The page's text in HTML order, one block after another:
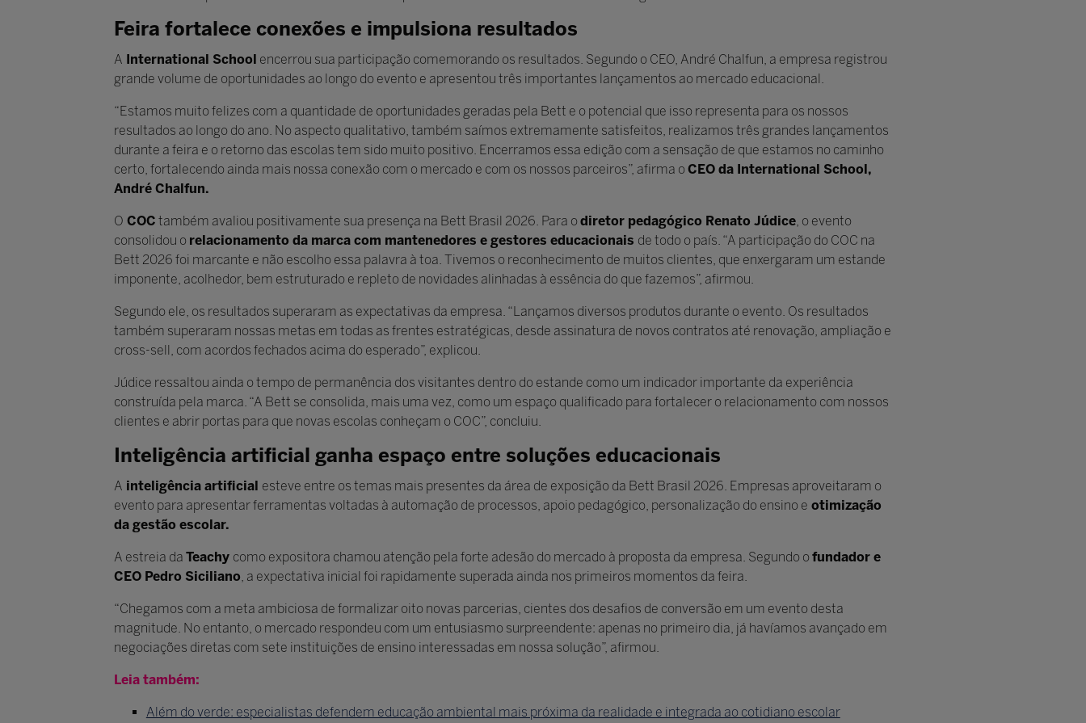
Feira fortalece conexões e impulsiona resultados
A International School encerrou sua participação comemorando os resultados. Segundo o CEO, André Chalfun, a empresa registrou
grande volume de oportunidades ao longo do evento e apresentou três importantes lançamentos ao mercado educacional.
“Estamos muito felizes com a quantidade de oportunidades geradas pela Bett e o potencial que isso representa para os nossos
resultados ao longo do ano. No aspecto qualitativo, também saímos extremamente satisfeitos, realizamos três grandes lançamentos
durante a feira e o retorno das escolas tem sido muito positivo. Encerramos essa edição com a sensação de que estamos no caminho
certo, fortalecendo ainda mais nossa conexão com o mercado e com os nossos parceiros”, afirma oCEO da International School,
André Chalfun.
O COC também avaliou positivamente sua presença na Bett Brasil 2026. Para odiretor pedagógico Renato Júdice, o evento
consolidou o relacionamento da marca com mantenedores e gestores educacionais de todo o país. “A participação do COC na
Bett 2026 foi marcante e não escolho essa palavra à toa. Tivemos o reconhecimento de muitos clientes, que enxergaram um estande
imponente, acolhedor, bem estruturado e repleto de novidades alinhadas à essência do que fazemos”, afirmou.
Segundo ele, os resultados superaram as expectativas da empresa. “Lançamos diversos produtos durante o evento. Os resultados
também superaram nossas metas em todas as frentes estratégicas, desde assinatura de novos contratos até renovação, ampliação e
cross-sell, com acordos fechados acima do esperado”, explicou.
Júdice ressaltou ainda o tempo de permanência dos visitantes dentro do estande como um indicador importante da experiência
construída pela marca. “A Bett se consolida, mais uma vez, como um espaço qualificado para fortalecer o relacionamento com nossos
clientes e abrir portas para que novas escolas conheçam o COC”, concluiu.
Inteligência artificial ganha espaço entre soluções educacionais
A inteligência artificial esteve entre os temas mais presentes da área de exposição da Bett Brasil 2026. Empresas aproveitaram o
evento para apresentar ferramentas voltadas à automação de processos, apoio pedagógico, personalização do ensino e otimização
da gestão escolar.
A estreia da Teachy como expositora chamou atenção pela forte adesão do mercado à proposta da empresa. Segundo ofundador e
CEO Pedro Siciliano, a expectativa inicial foi rapidamente superada ainda nos primeiros momentos da feira.
“Chegamos com a meta ambiciosa de formalizar oito novas parcerias, cientes dos desafios de conversão em um evento desta
magnitude. No entanto, o mercado respondeu com um entusiasmo surpreendente: apenas no primeiro dia, já havíamos avançado em
negociações diretas com sete instituições de ensino interessadas em nossa solução”, afirmou.
Leia também:
Além do verde: especialistas defendem educação ambiental mais próxima da realidade e integrada ao cotidiano escolar